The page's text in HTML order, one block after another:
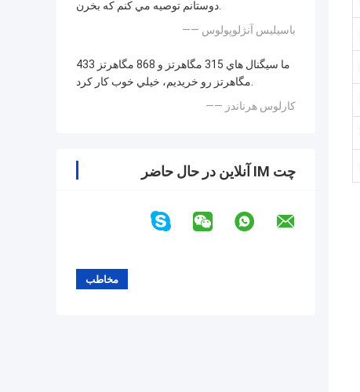
دوستانم توصیه مي کنم که بخرن.
—— باسیلیس آنژلوپولوس
ما سيگنال هاي 315 مگاهرتز و 868 مگاهرتز 433
مگاهرتز رو خريديم، خيلي خوب کار کرد.
—— کارلوس هرناندز
چت IM آنلاین در حال حاضر